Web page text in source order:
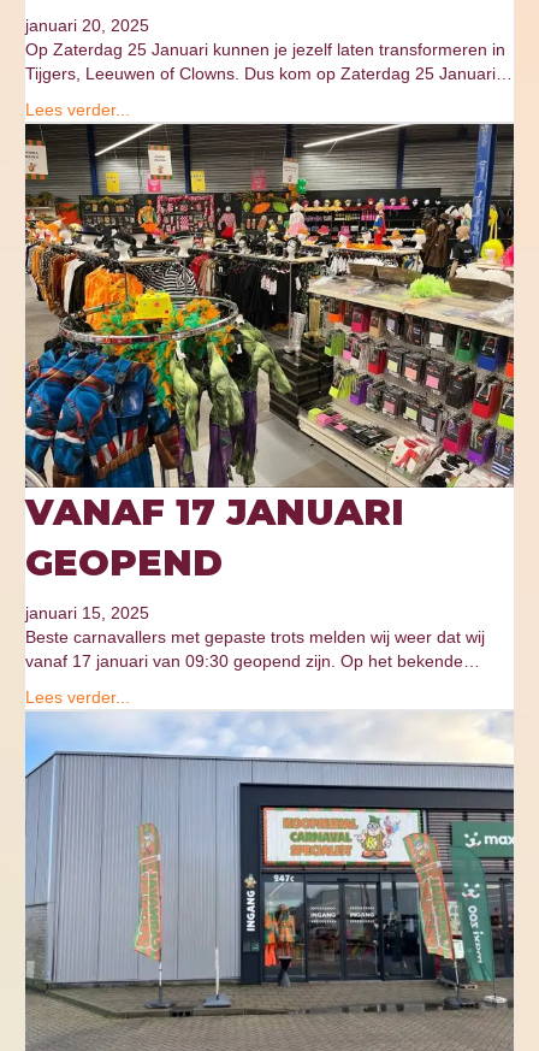
januari 20, 2025
Op Zaterdag 25 Januari kunnen je jezelf laten transformeren in
Tijgers, Leeuwen of Clowns. Dus kom op Zaterdag 25 Januari…
Lees verder...
VANAF 17 JANUARI
GEOPEND
januari 15, 2025
Beste carnavallers met gepaste trots melden wij weer dat wij
vanaf 17 januari van 09:30 geopend zijn. Op het bekende…
Lees verder...